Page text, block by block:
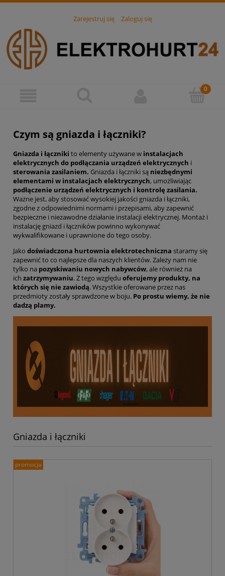
Zarejestruj się Zaloguj się
Czym są gniazda i łączniki?
Gniazda i łączniki to elementy używane w instalacjach
elektrycznych do podłączania urządzeń elektrycznych i
sterowania zasilaniem. Gniazda i łączniki są niezbędnymi
elementami w instalacjach elektrycznych, umożliwiając
podłączenie urządzeń elektrycznych i kontrolę zasilania.
Ważne jest, aby stosować wysokiej jakości gniazda i łączniki,
zgodne z odpowiednimi normami i przepisami, aby zapewnić
bezpieczne i niezawodne działanie instalacji elektrycznej. Montaż i
instalację gniazd i łączników powinno wykonywać
wykwalifikowane i uprawnione do tego osoby.
Jako doświadczona hurtownia elektrotechniczna staramy się
zapewnić to co najlepsze dla naszych klientów. Zależy nam nie
tylko na pozyskiwaniu nowych nabywców, ale również na
ich zatrzymywaniu. Z tego względu oferujemy produkty, na
których się nie zawiodą. Wszystkie oferowane przez nas
przedmioty zostały sprawdzone w boju. Po prostu wiemy, że nie
dadzą plamy.
Gniazda i łączniki
promocja